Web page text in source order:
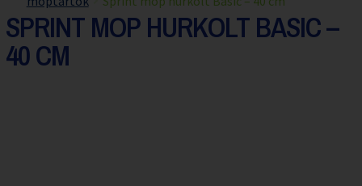
SPRINT MOP HURKOLT BASIC –
40 CM